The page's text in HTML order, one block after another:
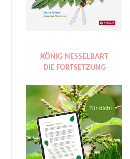
KÖNIG NESSELBART
DIE FORTSETZUNG